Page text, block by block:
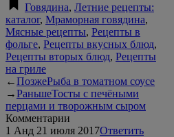
Говядина, Летние рецепты:
каталог, Мраморная говядина,
Мясные рецепты, Рецепты в
фольге, Рецепты вкусных блюд,
Рецепты вторых блюд, Рецепты
на гриле
←ПозжеРыба в томатном соусе
→РаньшеТосты с печёными
перцами и творожным сыром
Комментарии
1 Анд 21 июля 2017Ответить